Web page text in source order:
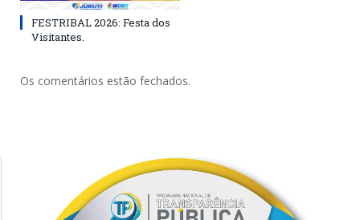
FESTRIBAL 2026: Festa dos
Visitantes.
Os comentários estão fechados.